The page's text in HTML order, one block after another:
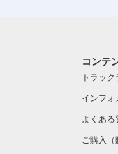
コンテ
トラッ
インフォ
よくある
ご購入（